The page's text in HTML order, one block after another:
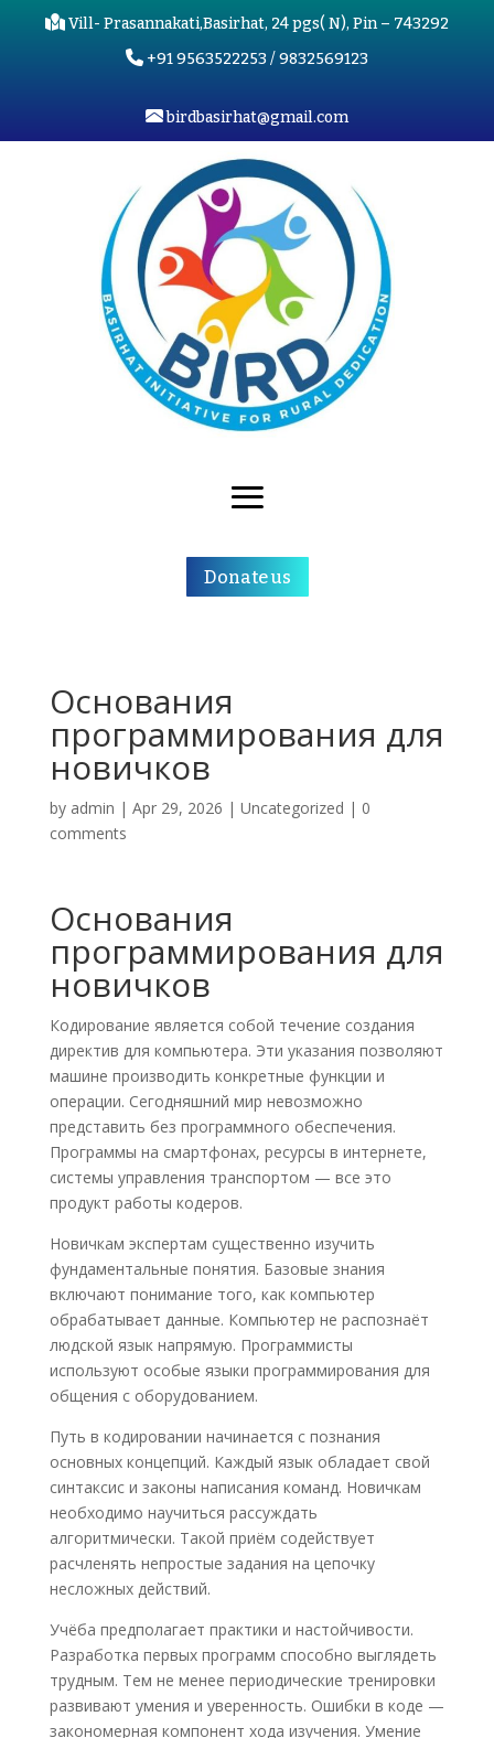
Vill- Prasannakati,Basirhat, 24 pgs( N), Pin – 743292
+91 9563522253 / 9832569123
birdbasirhat@gmail.com
Donate us
Основания
программирования для
новичков
by admin | Apr 29, 2026 | Uncategorized | 0
comments
Основания
программирования для
новичков
Кодирование является собой течение создания
директив для компьютера. Эти указания позволяют
машине производить конкретные функции и
операции. Сегодняшний мир невозможно
представить без программного обеспечения.
Программы на смартфонах, ресурсы в интернете,
системы управления транспортом — все это
продукт работы кодеров.
Новичкам экспертам существенно изучить
фундаментальные понятия. Базовые знания
включают понимание того, как компьютер
обрабатывает данные. Компьютер не распознаёт
людской язык напрямую. Программисты
используют особые языки программирования для
общения с оборудованием.
Путь в кодировании начинается с познания
основных концепций. Каждый язык обладает свой
синтаксис и законы написания команд. Новичкам
необходимо научиться рассуждать
алгоритмически. Такой приём содействует
расчленять непростые задания на цепочку
несложных действий.
Учёба предполагает практики и настойчивости.
Разработка первых программ способно выглядеть
трудным. Тем не менее периодические тренировки
развивают умения и уверенность. Ошибки в коде —
закономерная компонент хода изучения. Умение